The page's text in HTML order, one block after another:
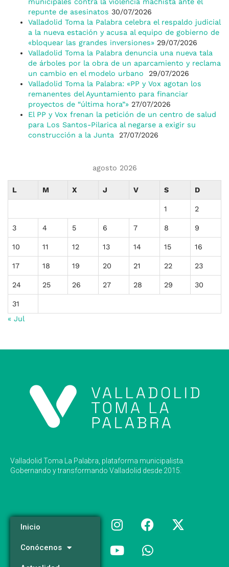
repunte de asesinatos 30/07/2026
Valladolid Toma la Palabra celebra el respaldo judicial
a la nueva estación y acusa al equipo de gobierno de
«bloquear las grandes inversiones» 29/07/2026
Valladolid Toma la Palabra denuncia una nueva tala
de árboles por la obra de un aparcamiento y reclama
un cambio en el modelo urbano
29/07/2026
Valladolid Toma la Palabra: «PP y Vox agotan los
remanentes del Ayuntamiento para financiar
proyectos de “última hora”» 27/07/2026
El PP y Vox frenan la petición de un centro de salud
para Los Santos-Pilarica al negarse a exigir su
construcción a la Junta
27/07/2026
agosto 2026
L M X J V S D
1 2
3 4 5 6 7 8 9
10 11 12 13 14 15 16
17 18 19 20 21 22 23
24 25 26 27 28 29 30
31
« Jul
Valladolid Toma La Palabra, plataforma municipalista.
Gobernando y transformando Valladolid desde 2015.
Inicio
Conócenos